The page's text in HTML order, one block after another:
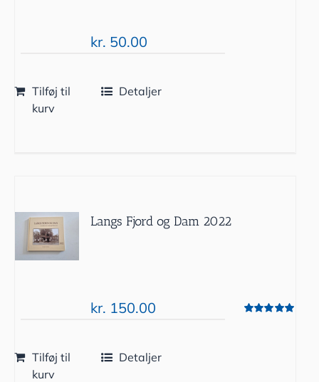
kr. 50.00
Tilføj til
kurv
Detaljer
Langs Fjord og Dam 2022
kr. 150.00
Tilføj til
kurv
Detaljer